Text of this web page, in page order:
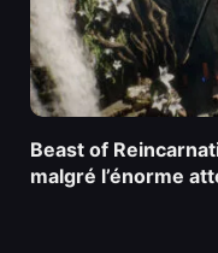
Beast of
malgré l’énorme